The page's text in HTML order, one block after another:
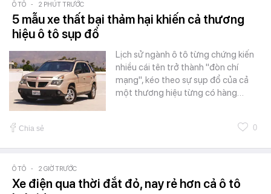
Ô TÔ - 2 PHÚT TRƯỚC
5 mẫu xe thất bại thảm hại khiến cả thương
hiệu ô tô sụp đổ
Lịch sử ngành ô tô từng chứng kiến
nhiều cái tên trở thành "đòn chí
mạng", kéo theo sự sụp đổ của cả
một thương hiệu từng có hàng…
Chia sẻ 0
Ô TÔ - 2 GIỜ TRƯỚC
Xe điện qua thời đắt đỏ, nay rẻ hơn cả ô tô